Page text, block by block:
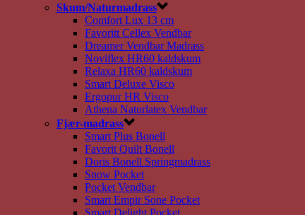
Skum/Naturmadrass
Comfort Lux 13 cm
Favoritt Cellex Vendbar
Dreamer Vendbar Madrass
Noviflex HR60 kaldskum
Relaxa HR60 kaldskum
Smart Deluxe Visco
Ergopur HR Visco
Athena Naturlatex Vendbar
Fjær-madrass
Smart Plus Bonell
Favorit Quilt Bonell
Doris Bonell Springmadrass
Snow Pocket
Pocket Vendbar
Smart Empir Sone Pocket
Smart Delight Pocket